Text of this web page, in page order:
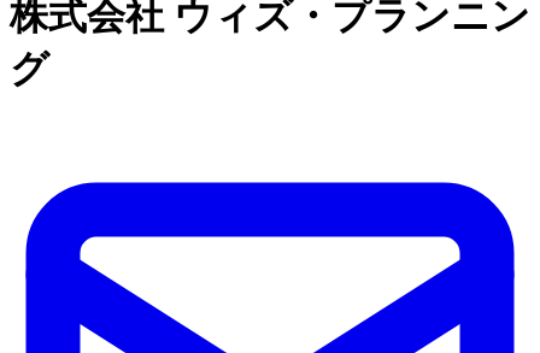
株式会社 ウィズ・プランニン
グ